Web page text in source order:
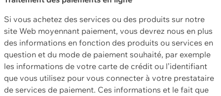
Si vous achetez des services ou des produits sur notre
site Web moyennant paiement, vous devrez nous en plus
des informations en fonction des produits ou services en
question et du mode de paiement souhaité, par exemple
les informations de votre carte de crédit ou l’identifiant
que vous utilisez pour vous connecter à votre prestataire
de services de paiement. Ces informations et le fait que